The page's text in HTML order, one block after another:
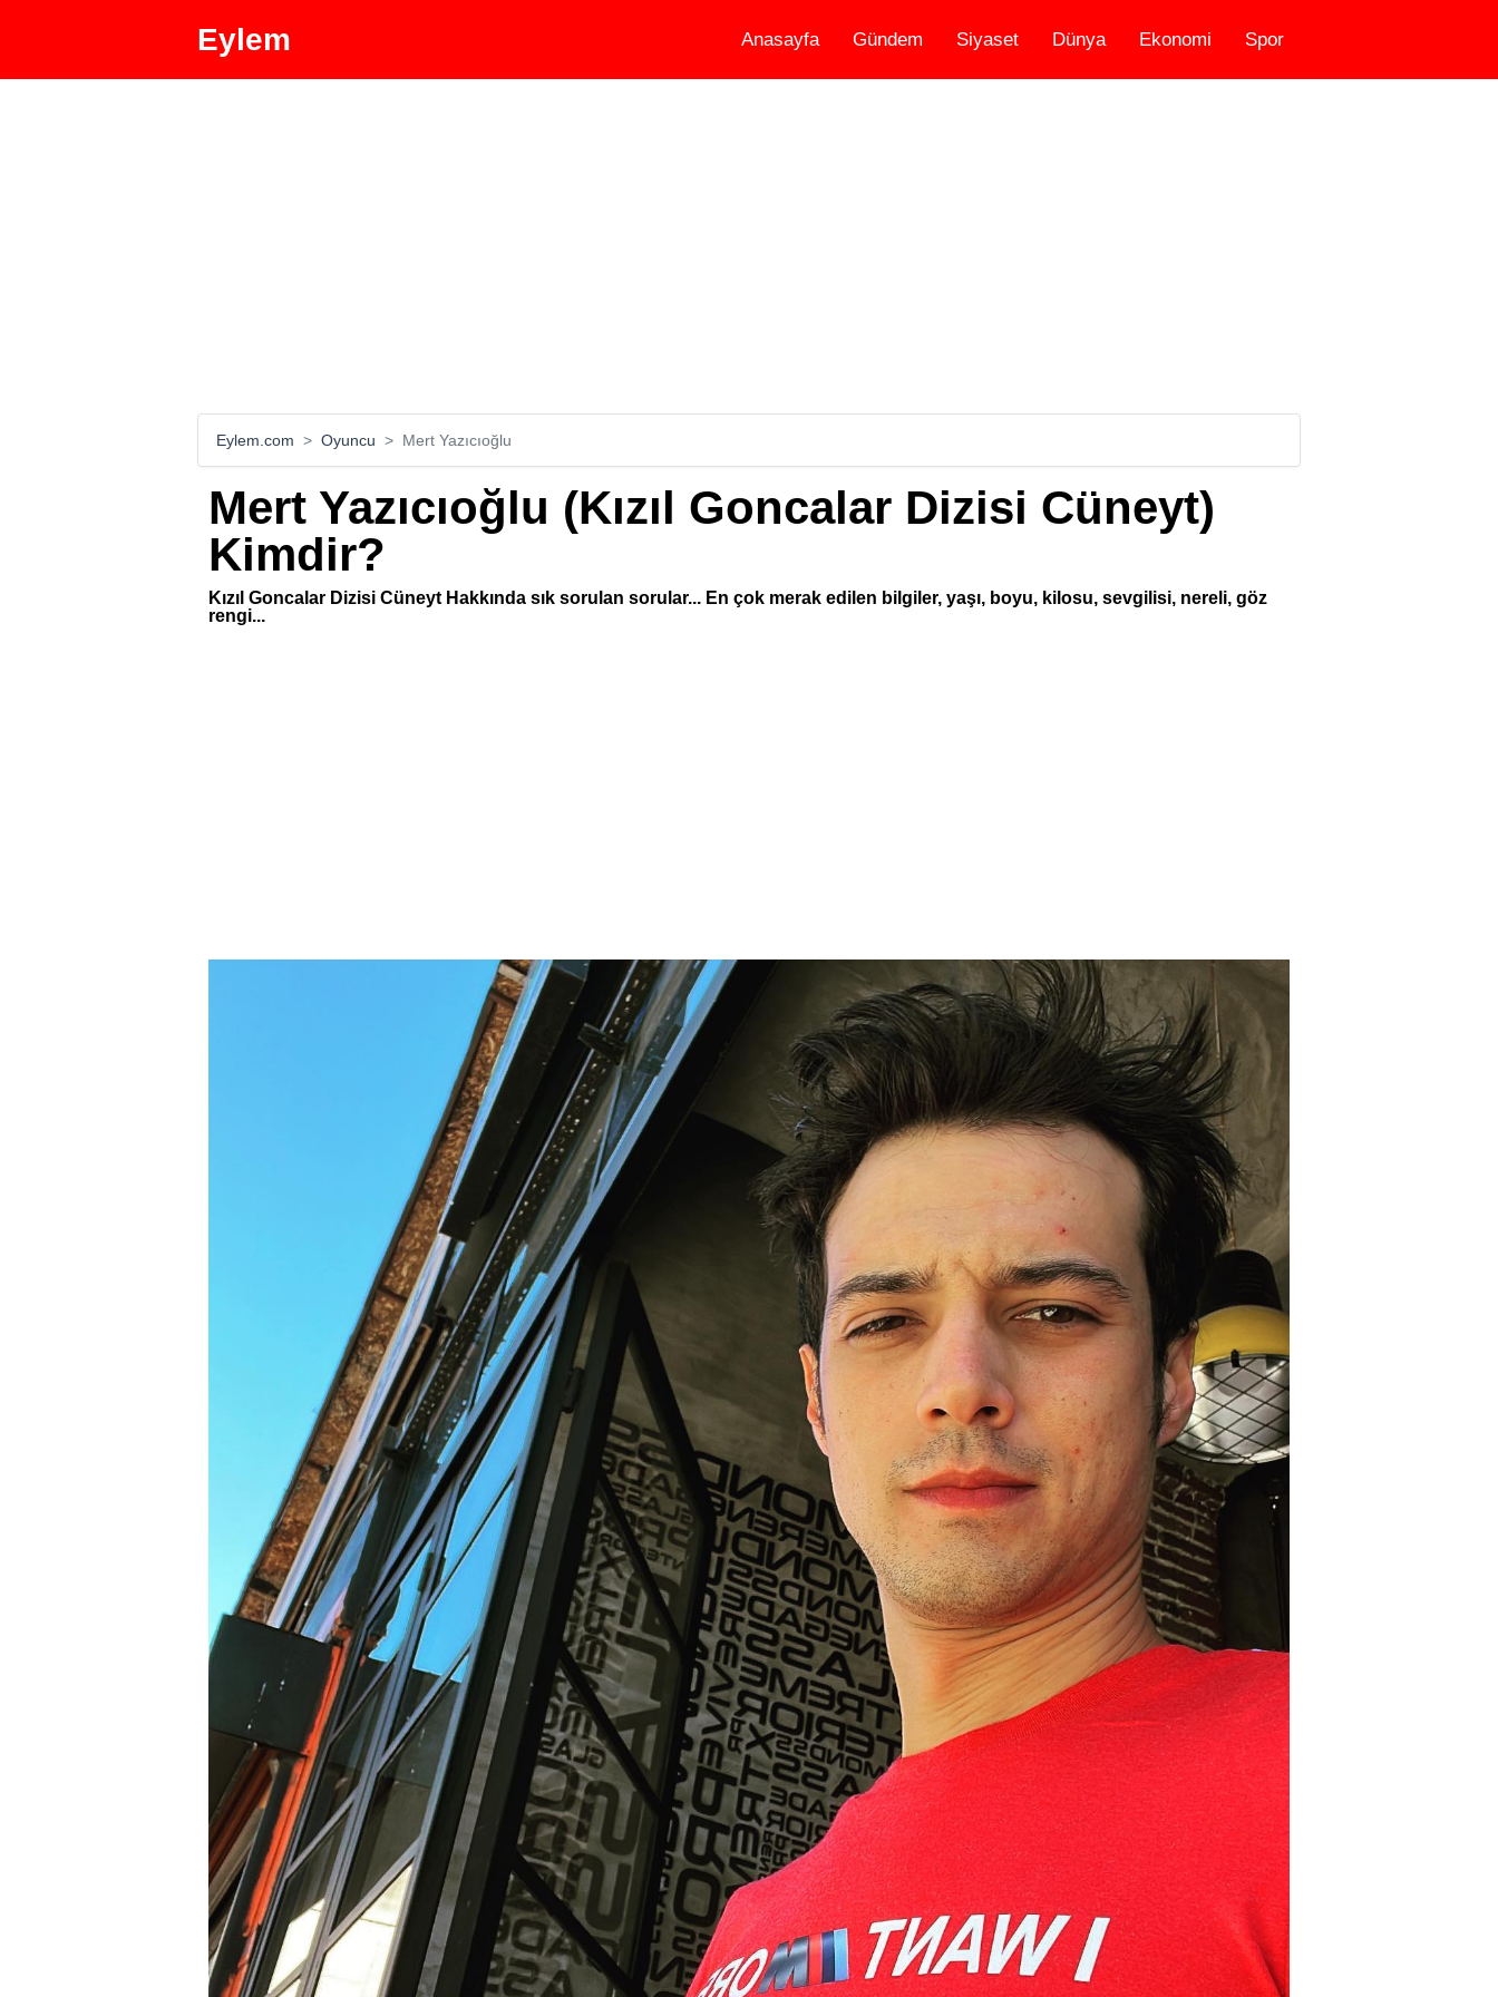
Eylem Anasayfa Gündem Siyaset Dünya Ekonomi Spor
Eylem.com Oyuncu Mert Yazıcıoğlu
Mert Yazıcıoğlu (Kızıl Goncalar Dizisi Cüneyt)
Kimdir?
Kızıl Goncalar Dizisi Cüneyt Hakkında sık sorulan sorular... En çok merak edilen bilgiler, yaşı, boyu, kilosu, sevgilisi, nereli, göz
rengi...